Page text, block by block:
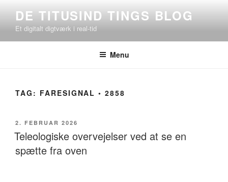
indhold
DE TITUSIND TINGS BLOG
Et digitalt digtværk i real-tid
Menu
TAG: FARESIGNAL ◦ 2858
UDGIVET
DEN
2. FEBRUAR 2026
Teleologiske overvejelser ved at se en
spætte fra oven